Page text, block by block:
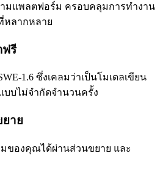
มแพลตฟอร์ม ครอบคลุมการทำงาน
หลากหลาย
ฟรี
1.6 ซึ่งเคลมว่าเป็นโมเดลเขียน
บบไม่จำกัดจำนวนครั้ง
ยาย
มของคุณได้ผ่านส่วนขยาย และ